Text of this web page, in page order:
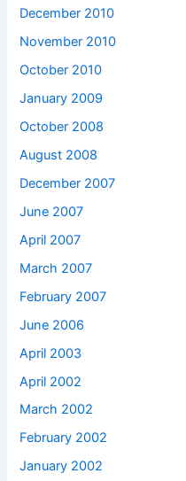
December 2010
November 2010
October 2010
January 2009
October 2008
August 2008
December 2007
June 2007
April 2007
March 2007
February 2007
June 2006
April 2003
April 2002
March 2002
February 2002
January 2002